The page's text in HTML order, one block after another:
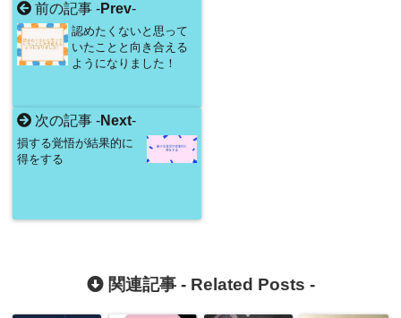
前の記事 -Prev-
認めたくないと思って
いたことと向き合える
ようになりました！
次の記事 -Next-
損する覚悟が結果的に
得をする
関連記事 - Related Posts -